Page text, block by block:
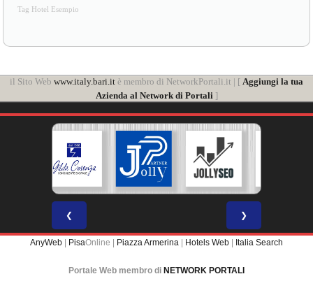
Tag Hotel Esempio
il Sito Web www.italy.bari.it è membro di NetworkPortali.it | [ Aggiungi la tua
Azienda al Network di Portali]
❮ ❯
AnyWeb PisaOnline | Piazza Armerina Hotels Web Italia Search
Portale Web membro di NETWORK PORTALI